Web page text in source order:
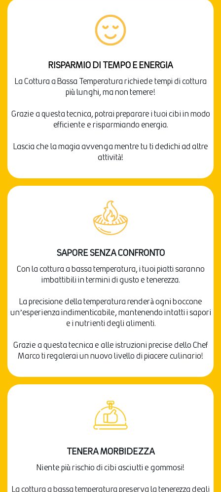
RISPARMIO DI TEMPO E ENERGIA
La Cottura a Bassa Temperatura richiede tempi di cottura
più lunghi, ma non temere!
Grazie a questa tecnica, potrai preparare i tuoi cibi in modo
efficiente e risparmiando energia.
Lascia che la magia avvenga mentre tu ti dedichi ad altre
attività!
SAPORE SENZA CONFRONTO
Con la cottura a bassa temperatura, i tuoi piatti saranno
imbattibili in termini di gusto e tenerezza.
La precisione della temperatura renderà ogni boccone
un’esperienza indimenticabile, mantenendo intatti i sapori
e i nutrienti degli alimenti.
Grazie a questa tecnica e alle istruzioni precise dello Chef
Marco ti regalerai un nuovo livello di piacere culinario!
TENERA MORBIDEZZA
Niente più rischio di cibi asciutti e gommosi!
La cottura a bassa temperatura preserva la tenerezza degli